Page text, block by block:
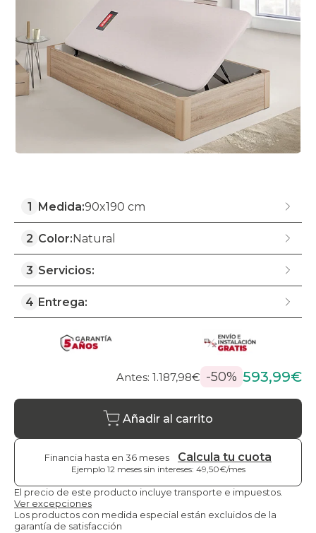
1 Medida:90x190 cm
2 Color: Natural
3 Servicios:
4 Entrega:
Antes: 1.187,98€ -50% 593,99€
Añadir al carrito
Financia hasta en 36 meses Calcula tu cuota
Ejemplo 12 meses sin intereses: 49,50€/mes
El precio de este producto incluye transporte e impuestos.
Ver excepciones
Los productos con medida especial están excluidos de la
garantía de satisfacción